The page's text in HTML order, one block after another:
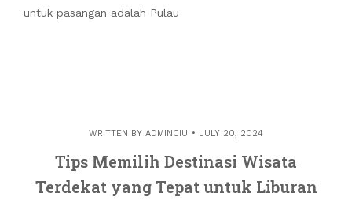
untuk pasangan adalah Pulau
WRITTEN BY ADMINCIU JULY 20, 2024
Tips Memilih Destinasi Wisata
Terdekat yang Tepat untuk Liburan